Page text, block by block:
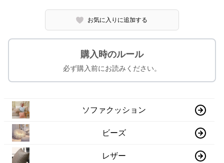
お気に入りに追加する
購入時のルール
必ず購入前にお読みください。
ソファクッション
ビーズ
レザー